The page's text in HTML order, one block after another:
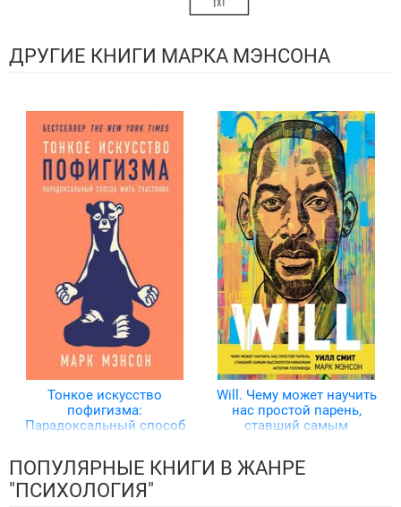
ДРУГИЕ КНИГИ МАРКА МЭНСОНА
Тонкое искусство
пофигизма:
Парадоксальный способ
Will. Чему может научить
нас простой парень,
ставший самым
ПОПУЛЯРНЫЕ КНИГИ В ЖАНРЕ
"ПСИХОЛОГИЯ"